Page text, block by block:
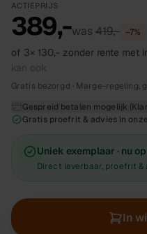
ACTIEPRIJS
389,-was 419,- −7%
of 3× 130,- zonder rente met
kan ook
Gratis bezorgd · Marge-regeling,
Gespreid betalen mogelijk
Gratis proefrit & advies in
Uniek exemplaar · nu
Direct leverbaar, proefrit &
In